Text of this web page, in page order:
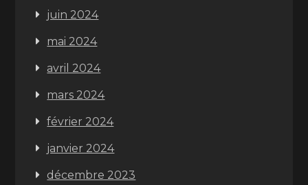
juin 2024
mai 2024
avril 2024
mars 2024
février 2024
janvier 2024
décembre 2023